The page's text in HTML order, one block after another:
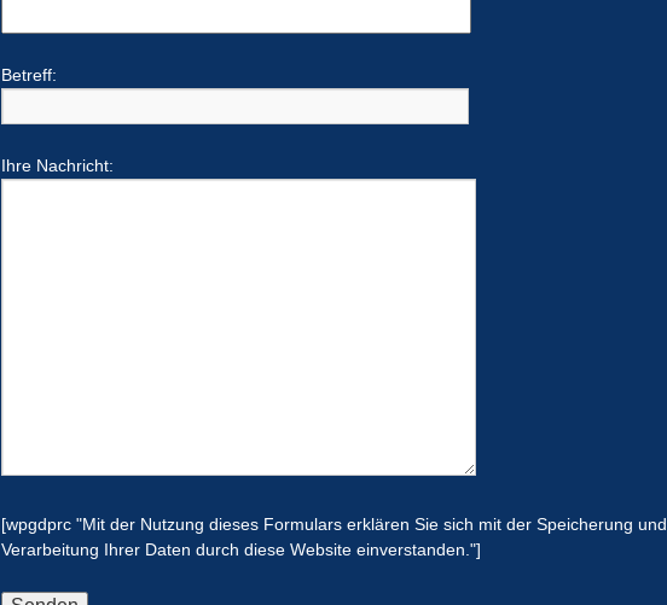
Betreff:
Ihre Nachricht:
[wpgdprc "Mit der Nutzung dieses Formulars erklären Sie sich mit der Speicherung und
Verarbeitung Ihrer Daten durch diese Website einverstanden."]